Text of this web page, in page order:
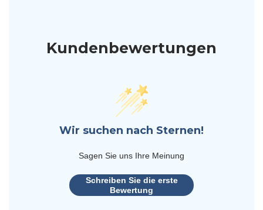
Kundenbewertungen
Wir suchen nach Sternen!
Sagen Sie uns Ihre Meinung
Schreiben Sie die erste
Bewertung